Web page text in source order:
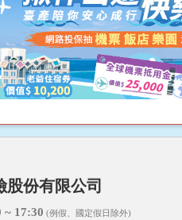
股份有限公司
~ 17:30 (例假、國定假日除外)